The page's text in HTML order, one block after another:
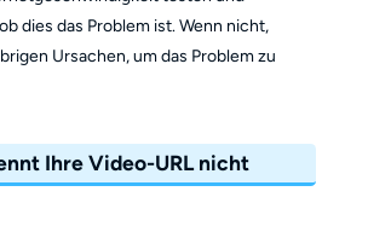
dies das Problem ist. Wenn nicht,
Ursachen, um das Problem zu
Ihre Video-URL nicht